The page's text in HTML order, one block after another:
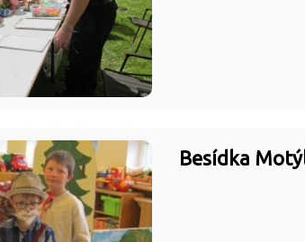
Besídka